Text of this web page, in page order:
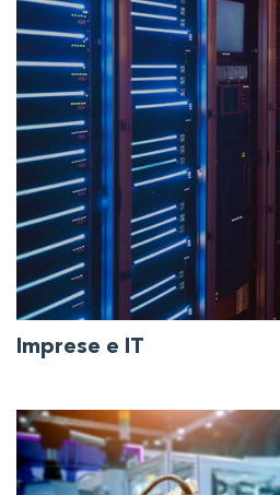
Copriamo tutti gli aspetti della
controllo dell'energia per
sicurezza.
Sincronizzazione oraria
l'integrità operativa in modo
per le organizzazioni che
Imprese e IT